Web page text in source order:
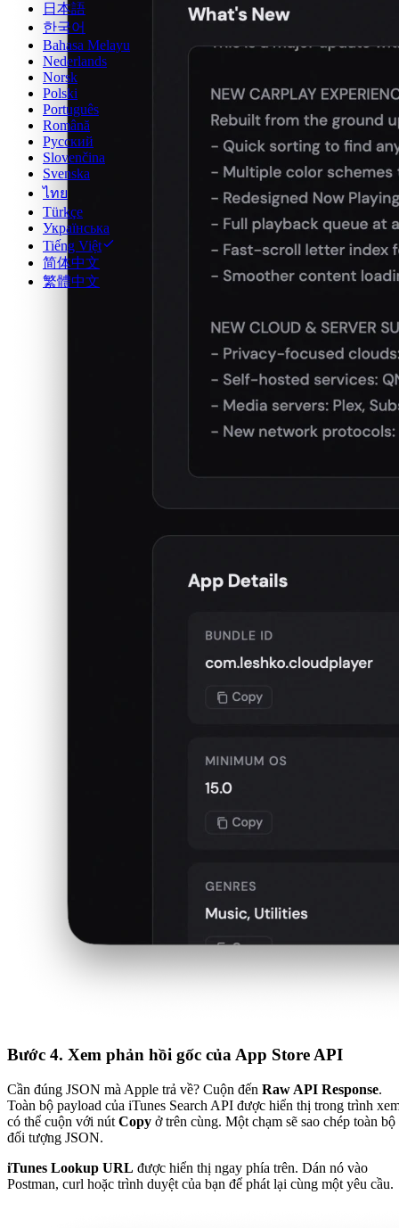
日本語
한국어
Bahasa Melayu
Nederlands
Norsk
Polski
Português
Română
Русский
Slovenčina
Svenska
ไทย
Türkçe
Українська
Tiếng Việt
简体中文
繁體中文
Bước 4. Xem phản hồi gốc của App Store API
Cần đúng JSON mà Apple trả về? Cuộn đến Raw API Response.
Toàn bộ payload của iTunes Search API được hiển thị trong trình
có thể cuộn với nút Copy ở trên cùng. Một chạm sẽ sao chép toàn bộ
đối tượng JSON.
iTunes Lookup URL được hiển thị ngay phía trên. Dán nó vào
Postman, curl hoặc trình duyệt của bạn để phát lại cùng một yêu cầu.